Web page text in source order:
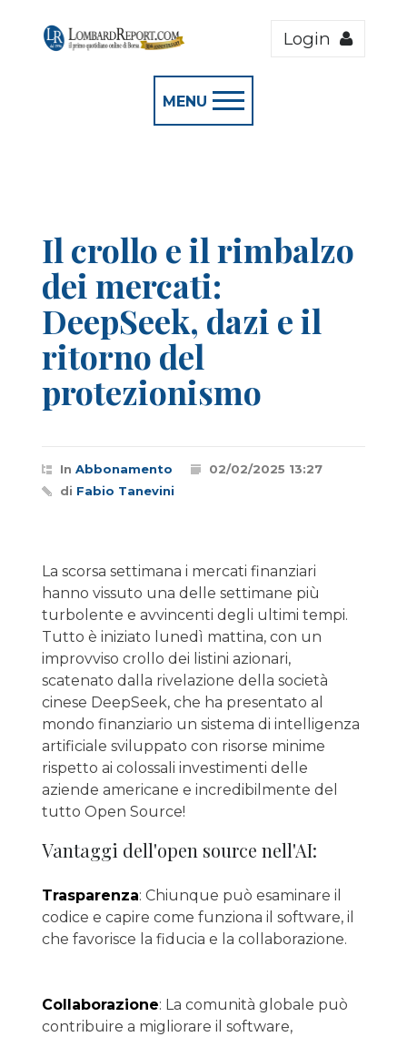
Login
MENU
Il crollo e il rimbalzo
dei mercati:
DeepSeek, dazi e il
ritorno del
protezionismo
In Abbonamento
02/02/2025 13:27
di Fabio Tanevini
La scorsa settimana i mercati finanziari
hanno vissuto una delle settimane più
turbolente e avvincenti degli ultimi tempi.
Tutto è iniziato lunedì mattina, con un
improvviso crollo dei listini azionari,
scatenato dalla rivelazione della società
cinese DeepSeek, che ha presentato al
mondo finanziario un sistema di intelligenza
artificiale sviluppato con risorse minime
rispetto ai colossali investimenti delle
aziende americane e incredibilmente del
tutto Open Source!
Vantaggi dell'open source nell'AI:
Trasparenza: Chiunque può esaminare il
codice e capire come funziona il software, il
che favorisce la fiducia e la collaborazione.
Collaborazione: La comunità globale può
contribuire a migliorare il software,